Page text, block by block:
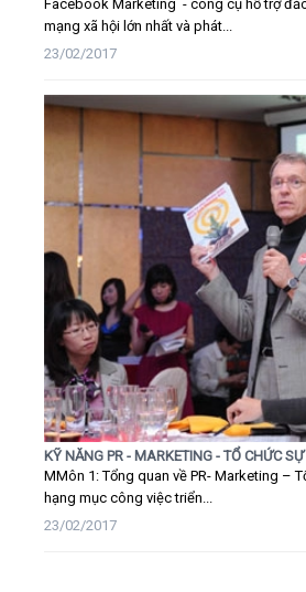
Facebook Marketing - công cụ hỗ trợ
mạng xã hội lớn nhất và phát...
23/02/2017
KỸ NĂNG PR - MARKETING - TỔ CHỨC
MMôn 1: Tổng quan về PR- Marketing –
hạng mục công việc triển...
23/02/2017